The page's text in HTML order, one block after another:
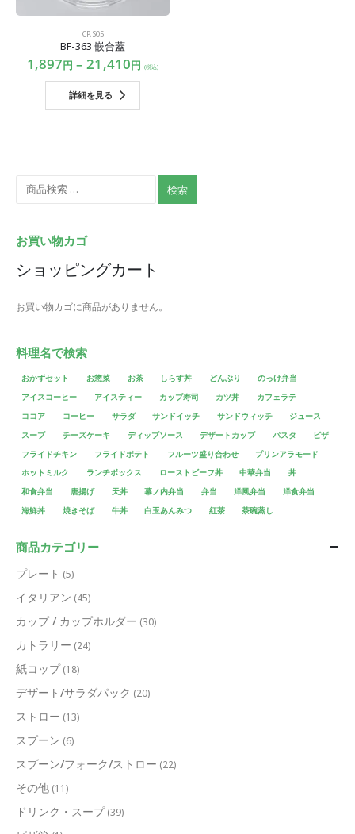
CP,S05
BF-363 嵌合蓋
1,897円 –21,410円 (税込)
詳細を見る
検索
お買い物カゴ
ショッピングカート
お買い物カゴに商品がありません。
料理名で検索
おかずセット お惣菜 お茶 しらす丼 どんぶり
のっけ弁当
アイスコーヒー
アイスティー カップ寿司 カツ丼
カフェラテ
ココア
コーヒー サラダ サンドイッチ サンドウィッチ
ジュース
スープ
チーズケーキ ディップソース デザートカップ パスタ
ピザ
フライドチキン
フライドポテト フルーツ盛り合わせ
プリンアラモード
ホットミルク
ランチボックス ローストビーフ丼 中華弁当
丼
和食弁当
唐揚げ 天丼 幕ノ内弁当 弁当 洋風弁当
洋食弁当
海鮮丼
焼きそば 牛丼 白玉あんみつ 紅茶 茶碗蒸し
商品カテゴリー
プレート (5)
イタリアン (45)
カップ / カップホルダー (30)
カトラリー (24)
紙コップ (18)
デザート/サラダパック (20)
ストロー (13)
スプーン (6)
スプーン/フォーク/ストロー (22)
その他 (11)
ドリンク・スープ (39)